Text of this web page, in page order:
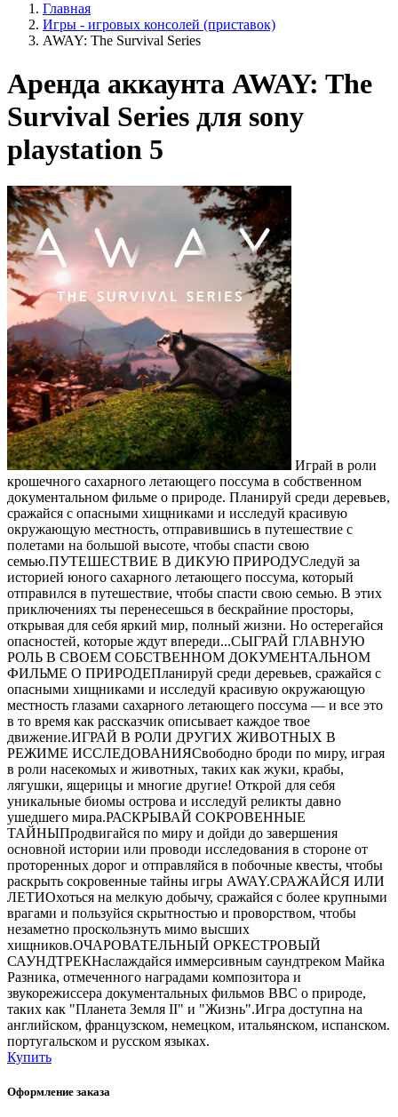
Главная
Игры - игровых консолей (приставок)
AWAY: The Survival Series
Аренда аккаунта AWAY: The
Survival Series для sony
playstation 5
Играй в роли
крошечного сахарного летающего поссума в собственном
документальном фильме о природе. Планируй среди деревьев,
сражайся с опасными хищниками и исследуй красивую
окружающую местность, отправившись в путешествие с
полетами на большой высоте, чтобы спасти свою
семью.ПУТЕШЕСТВИЕ В ДИКУЮ ПРИРОДУСледуй за
историей юного сахарного летающего поссума, который
отправился в путешествие, чтобы спасти свою семью. В этих
приключениях ты перенесешься в бескрайние просторы,
открывая для себя яркий мир, полный жизни. Но остерегайся
опасностей, которые ждут впереди...СЫГРАЙ ГЛАВНУЮ
РОЛЬ В СВОЕМ СОБСТВЕННОМ ДОКУМЕНТАЛЬНОМ
ФИЛЬМЕ О ПРИРОДЕПланируй среди деревьев, сражайся с
опасными хищниками и исследуй красивую окружающую
местность глазами сахарного летающего поссума — и все это
в то время как рассказчик описывает каждое твое
движение.ИГРАЙ В РОЛИ ДРУГИХ ЖИВОТНЫХ В
РЕЖИМЕ ИССЛЕДОВАНИЯСвободно броди по миру, играя
в роли насекомых и животных, таких как жуки, крабы,
лягушки, ящерицы и многие другие! Открой для себя
уникальные биомы острова и исследуй реликты давно
ушедшего мира.РАСКРЫВАЙ СОКРОВЕННЫЕ
ТАЙНЫПродвигайся по миру и дойди до завершения
основной истории или проводи исследования в стороне от
проторенных дорог и отправляйся в побочные квесты, чтобы
раскрыть сокровенные тайны игры AWAY.СРАЖАЙСЯ ИЛИ
ЛЕТИОхоться на мелкую добычу, сражайся с более крупными
врагами и пользуйся скрытностью и проворством, чтобы
незаметно проскользнуть мимо высших
хищников.ОЧАРОВАТЕЛЬНЫЙ ОРКЕСТРОВЫЙ
САУНДТРЕКНаслаждайся иммерсивным саундтреком Майка
Разника, отмеченного наградами композитора и
звукорежиссера документальных фильмов BBC о природе,
таких как "Планета Земля II" и "Жизнь".Игра доступна на
английском, французском, немецком, итальянском, испанском.
португальском и русском языках.
Купить
Оформление заказа